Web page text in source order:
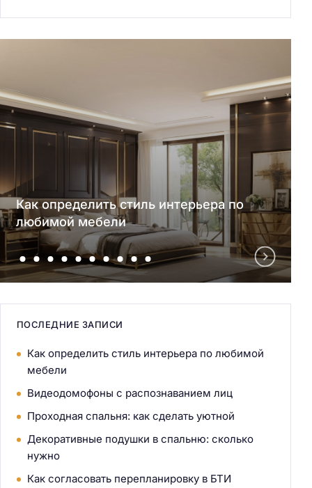
Как определить стиль интерьера по
любимой мебели
ПОСЛЕДНИЕ ЗАПИСИ
Как определить стиль интерьера по любимой
мебели
Видеодомофоны с распознаванием лиц
Проходная спальня: как сделать уютной
Декоративные подушки в спальню: сколько
нужно
Как согласовать перепланировку в БТИ